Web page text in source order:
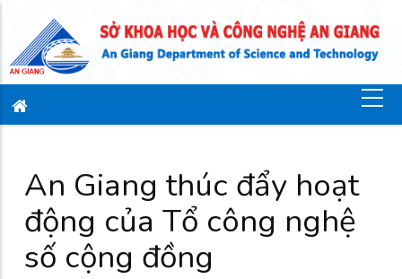
An Giang thúc đẩy hoạt
động của Tổ công nghệ
số cộng đồng